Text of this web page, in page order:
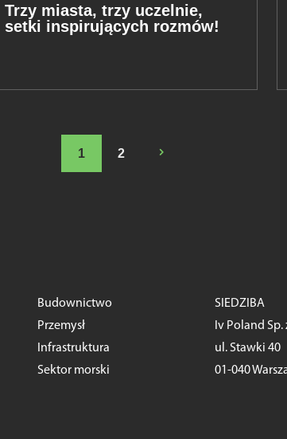
Trzy miasta, trzy uczelnie,
setki inspirujących rozmów!
1 2 5
Budownictwo
Przemysł
Infrastruktura
Sektor morski
SIEDZIBA
Iv Poland Sp.
ul. Stawki 40
01-040